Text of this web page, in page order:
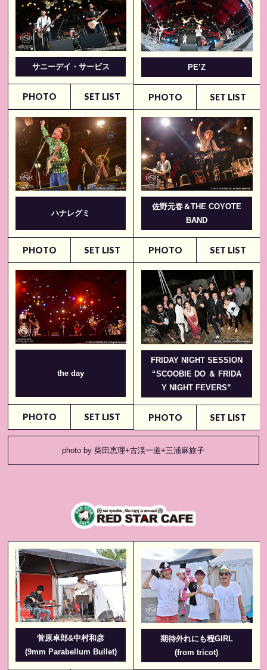
サニーデイ・サービス
PHOTO SET LIST
PE’Z
PHOTO SET LIST
ハナレグミ
PHOTO SET LIST
佐野元春＆THE COYOTE
BAND
PHOTO SET LIST
the day
PHOTO SET LIST
FRIDAY NIGHT SESSION
“SCOOBIE DO ＆ FRIDA
Y NIGHT FEVERS”
PHOTO SET LIST
photo by 柴田恵理+古渓一道+三浦麻旅子
菅原卓郎&中村和彦
(9mm Parabellum Bullet)
期待外れにも程GIRL
(from tricot)